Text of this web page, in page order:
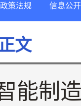
政策法规 信息公开
文
能制